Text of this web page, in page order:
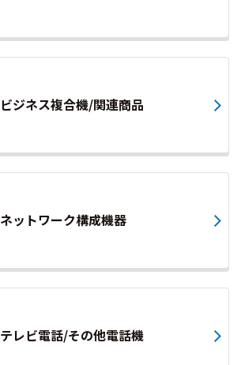
ビジネス複合機/関連商品
ネットワーク構成機器
テレビ電話/その他電話機